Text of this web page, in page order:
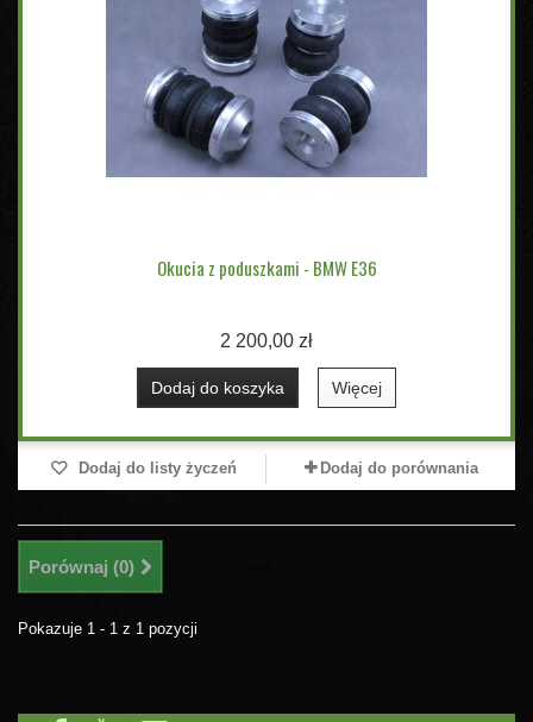
Okucia z poduszkami - BMW E36
2 200,00 zł
Dodaj do koszyka Więcej
Dodaj do listy życzeń Dodaj do porównania
Porównaj (0)
Pokazuje 1 - 1 z 1 pozycji